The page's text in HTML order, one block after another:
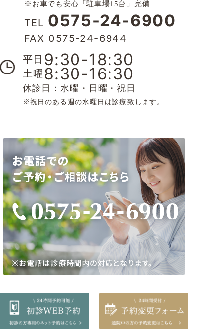
※お車でも安心「駐車場15台」完備
TEL 0575-24-6900
FAX 0575-24-6944
平日 9:30-18:30
土曜 8:30-16:30
休診日：水曜・日曜・祝日
※祝日のある週の水曜日は診療致します。